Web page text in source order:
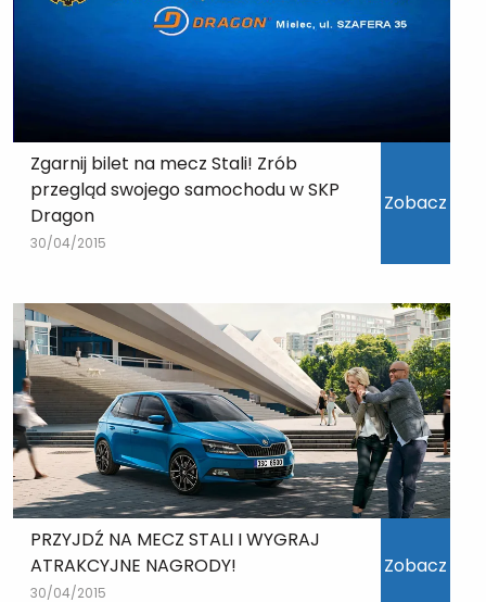
Zgarnij bilet na mecz Stali! Zrób
przegląd swojego samochodu w SKP
Dragon
30/04/2015
Zobacz
PRZYJDŹ NA MECZ STALI I WYGRAJ
ATRAKCYJNE NAGRODY!
30/04/2015
Zobacz